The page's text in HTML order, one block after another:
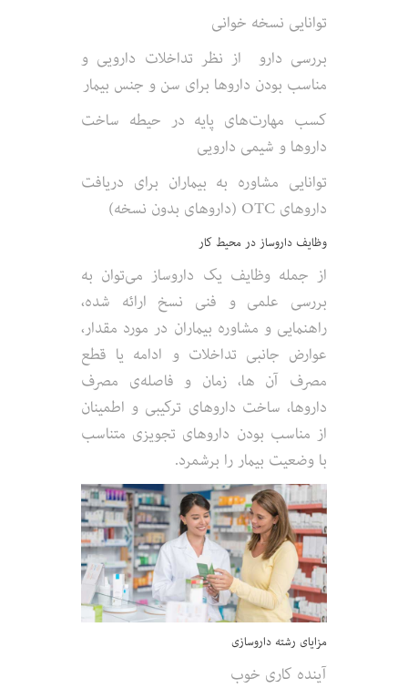
توانایی نسخه خوانی
بررسی دارو از نظر تداخلات دارویی و
مناسب بودن داروها برای سن و جنس بیمار
کسب مهارت‌های پایه در حیطه ساخت
داروها و شیمی دارویی
توانایی مشاوره به بیماران برای دریافت
داروهای OTC (داروهای بدون نسخه)
وظایف داروساز در محیط کار
از جمله وظایف یک داروساز می‌توان به
بررسی علمی و فنی نسخ ارائه شده،
راهنمایی و مشاوره بیماران در مورد مقدار،
عوارض جانبی تداخلات و ادامه یا قطع
مصرف آن ها، زمان و فاصله‌ی مصرف
داروها، ساخت داروهای ترکیبی و اطمینان
از مناسب بودن داروهای تجویزی متناسب
با وضعیت بیمار را برشمرد.
مزایای رشته داروسازی
آینده کاری خوب